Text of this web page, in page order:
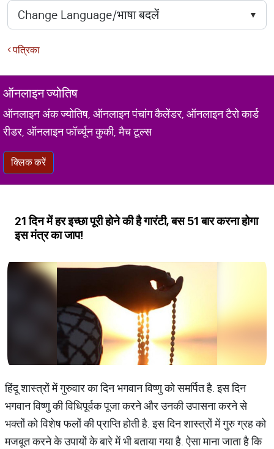
पत्रिका
ऑनलाइन ज्योतिष
ऑनलाइन अंक ज्योतिष, ऑनलाइन पंचांग कैलेंडर, ऑनलाइन टैरो कार्ड
रीडर, ऑनलाइन फॉर्च्यून कुकी, मैच टूल्स
क्लिक करें
21 दिन में हर इच्छा पूरी होने की है गारंटी, बस 51 बार करना होगा
इस मंत्र का जाप!
हिंदू शास्त्रों में गुरुवार का दिन भगवान विष्णु को समर्पित है. इस दिन
भगवान विष्णु की विधिपूर्वक पूजा करने और उनकी उपासना करने से
भक्तों को विशेष फलों की प्राप्ति होती है. इस दिन शास्त्रों में गुरु ग्रह को
मजबूत करने के उपायों के बारे में भी बताया गया है. ऐसा माना जाता है कि